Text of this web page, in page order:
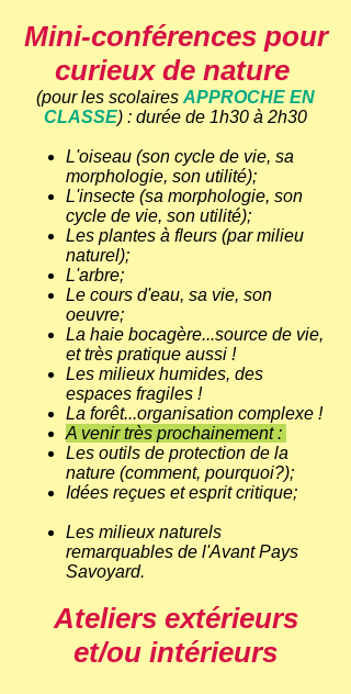
Mini-conférences pour
curieux de nature
(pour les scolaires APPROCHE EN
CLASSE) : durée de 1h30 à 2h30
L'oiseau (son cycle de vie, sa
morphologie, son utilité);
L'insecte (sa morphologie, son
cycle de vie, son utilité);
Les plantes à fleurs (par milieu
naturel);
L'arbre;
Le cours d'eau, sa vie, son
oeuvre;
La haie bocagère...source de vie,
et très pratique aussi !
Les milieux humides, des
espaces fragiles !
La forêt...organisation complexe !
A venir très prochainement :
Les outils de protection de la
nature (comment, pourquoi?);
Idées reçues et esprit critique;
Les milieux naturels
remarquables de l'Avant Pays
Savoyard.
Ateliers extérieurs
et/ou intérieurs